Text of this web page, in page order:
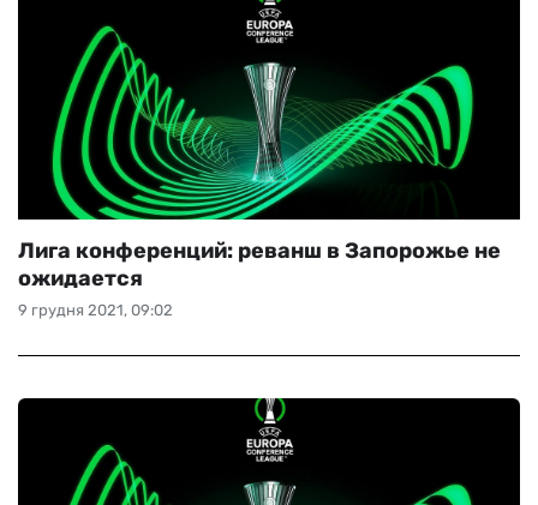
9 грудня 2021, 09:02
Лига конференций: реванш в Запорожье не
ожидается